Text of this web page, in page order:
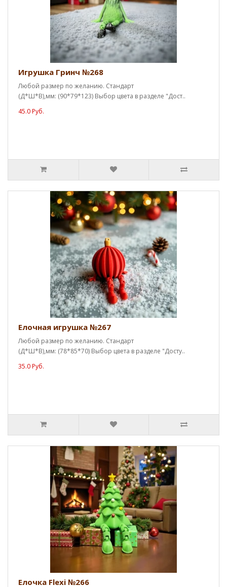
Игрушка Гринч №268
Любой размер по желанию. Стандарт
(Д*Ш*В),мм: (90*79*123) Выбор цвета в разделе "Дост..
45.0 Руб.
Елочная игрушка №267
Любой размер по желанию. Стандарт
(Д*Ш*В),мм: (78*85*70) Выбор цвета в разделе "Досту..
35.0 Руб.
Елочка Flexi №266